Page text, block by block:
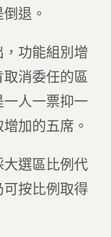
退。
功能組別增
消委任的區
人一票抑一
加的五席。
選區比例代
按比例取得